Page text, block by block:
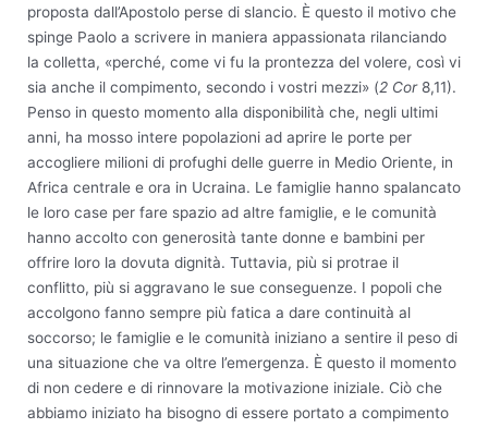
proposta dall’Apostolo perse di slancio. È questo il motivo che
spinge Paolo a scrivere in maniera appassionata rilanciando
la colletta, «perché, come vi fu la prontezza del volere, così vi
sia anche il compimento, secondo i vostri mezzi» (2 Cor8,11).
Penso in questo momento alla disponibilità che, negli ultimi
anni, ha mosso intere popolazioni ad aprire le porte per
accogliere milioni di profughi delle guerre in Medio Oriente, in
Africa centrale e ora in Ucraina. Le famiglie hanno spalancato
le loro case per fare spazio ad altre famiglie, e le comunità
hanno accolto con generosità tante donne e bambini per
offrire loro la dovuta dignità. Tuttavia, più si protrae il
conflitto, più si aggravano le sue conseguenze. I popoli che
accolgono fanno sempre più fatica a dare continuità al
soccorso; le famiglie e le comunità iniziano a sentire il peso di
una situazione che va oltre l’emergenza. È questo il momento
di non cedere e di rinnovare la motivazione iniziale. Ciò che
abbiamo iniziato ha bisogno di essere portato a compimento